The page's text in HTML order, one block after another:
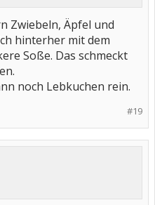
Zwiebeln, Äpfel und
hinterher mit dem
Soße. Das schmeckt
noch Lebkuchen rein.
#19